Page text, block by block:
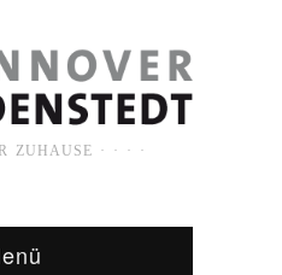
ZUHAUSE · · · ·